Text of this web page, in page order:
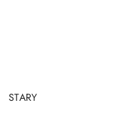
STARY